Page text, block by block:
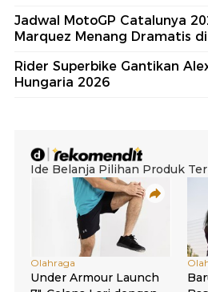
Jadwal MotoGP Catalunya
Marquez Menang Dramatis
Rider Superbike Gantikan
Hungaria 2026